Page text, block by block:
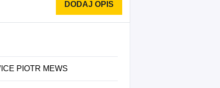
PIOTR MEWS